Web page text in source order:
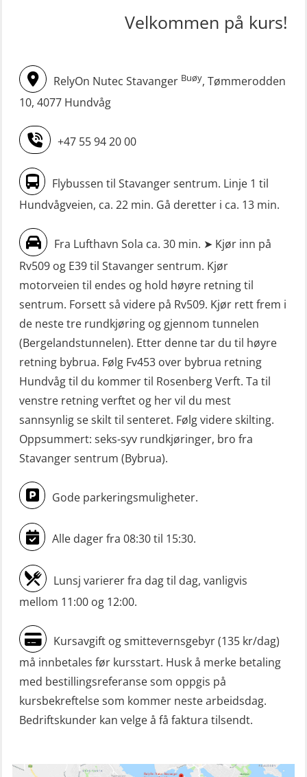
simulator (OSE161)
m/E-læring (OSEBLE006)
Livbåtfører fritt fall FF48 repetisjon
Livbåtfører grunnkurs m/E-læring
FF1200 (OSE1424)
Livbåtfører grunnkurs m/E-læring
FF1200 simulator (OSEBLE007)
Livbåtfører grunnkurs m/E-læring
FF48 og FF1000D (OSEBLE004)
Livbåtfører grunnkurs m/E-læring
Konvensjonell livbåt (OSEBLE005)
Livbåtfører konvensjonell livbåt –
grunnleggende (OSE135)
Livbåtfører konvensjonell repetisjon
(OSE1361)
Livbåtfører konvertering til FF48 inkl.
repetisjon (OSE106)
Livbåtfører sliskelivbåt repetisjon
(OSE1301)
grunnleggende (OSE129)
Mann-Over-Bord (hurtiggående) liten
båt m/mørkekjøring – grunnleggende
(OSE114)
Mann-Over-Bord (hurtiggående) liten
båt m/mørkekjøring – repetisjon
(OSE151)
Mann-Over-Bord (hurtiggående) liten
båt u/mørkekjøring – grunnleggende
Mann-Over-Bord liten båt (MOB)
STCW oppgradering for
dekksoffiserer uten fartstid 66 t
STCW oppgradering for
maskinoffiserer uten fartstid 66 t
(MBS125)
Sikkerhetskurs for ansatte på
oppdrettsanlegg (LBS100)
Sjøfolk med særskilte sikringsplikter
(MBS1191)
Ulykkesgransking – Webinar (LSP103)
VHF / SRC 2 dager (ORC104)
Videregående sikkerhetsopplæring
for skipsoffiserer (MBS100)
Velkommen på kurs!
RelyOn Nutec Stavanger Buøy, Tømmerodden
10, 4077 Hundvåg
+47 55 94 20 00
Flybussen til Stavanger sentrum. Linje 1 til
Hundvågveien, ca. 22 min. Gå deretter i ca. 13 min.
Fra Lufthavn Sola ca. 30 min. ➤ Kjør inn på
Rv509 og E39 til Stavanger sentrum. Kjør
motorveien til endes og hold høyre retning til
sentrum. Forsett så videre på Rv509. Kjør rett frem i
de neste tre rundkjøring og gjennom tunnelen
(Bergelandstunnelen). Etter denne tar du til høyre
retning bybrua. Følg Fv453 over bybrua retning
Hundvåg til du kommer til Rosenberg Verft. Ta til
venstre retning verftet og her vil du mest
sannsynlig se skilt til senteret. Følg videre skilting.
Oppsummert: seks-syv rundkjøringer, bro fra
Stavanger sentrum (Bybrua).
Gode parkeringsmuligheter.
Alle dager fra 08:30 til 15:30.
Lunsj varierer fra dag til dag, vanligvis
mellom 11:00 og 12:00.
Kursavgift og smittevernsgebyr (135 kr/dag)
må innbetales før kursstart. Husk å merke betaling
med bestillingsreferanse som oppgis på
kursbekreftelse som kommer neste arbeidsdag.
Bedriftskunder kan velge å få faktura tilsendt.